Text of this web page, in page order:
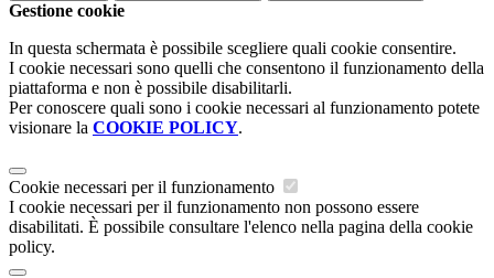
Gestione cookie
In questa schermata è possibile scegliere quali cookie consentire.
I cookie necessari sono quelli che consentono il funzionamento della
piattaforma e non è possibile disabilitarli.
Per conoscere quali sono i cookie necessari al funzionamento potete
visionare la COOKIE POLICY.
Cookie necessari per il funzionamento
I cookie necessari per il funzionamento non possono essere
disabilitati. È possibile consultare l'elenco nella pagina della cookie
policy.